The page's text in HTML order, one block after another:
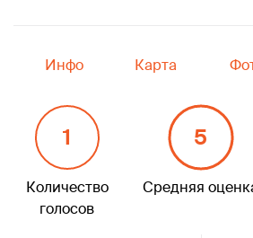
Инфо Карта
1
Количество
голосов
5
Средняя